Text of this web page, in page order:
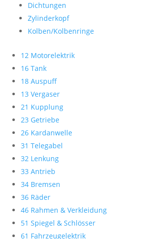
Dichtungen
Zylinderkopf
Kolben/Kolbenringe
12 Motorelektrik
16 Tank
18 Auspuff
13 Vergaser
21 Kupplung
23 Getriebe
26 Kardanwelle
31 Telegabel
32 Lenkung
33 Antrieb
34 Bremsen
36 Räder
46 Rahmen & Verkleidung
51 Spiegel & Schlösser
61 Fahrzeugelektrik